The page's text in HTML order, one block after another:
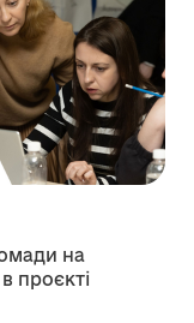
на
проєкті